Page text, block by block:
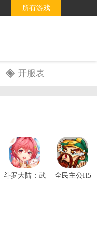
所有游戏
开服表
斗罗大陆：武 全民主公H5